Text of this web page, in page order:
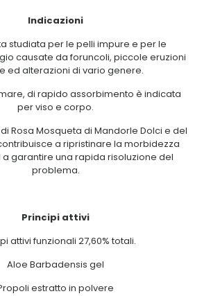
Indicazioni
studiata per le pelli impure e per le
causate da foruncoli, piccole eruzioni
ed alterazioni di vario genere.
di rapido assorbimento è indicata
per viso e corpo.
di Rosa Mosqueta di Mandorle Dolci e del
a ripristinare la morbidezza
garantire una rapida risoluzione del
problema.
Principi attivi
attivi funzionali 27,60% totali.
Aloe Barbadensis gel
estratto in polvere